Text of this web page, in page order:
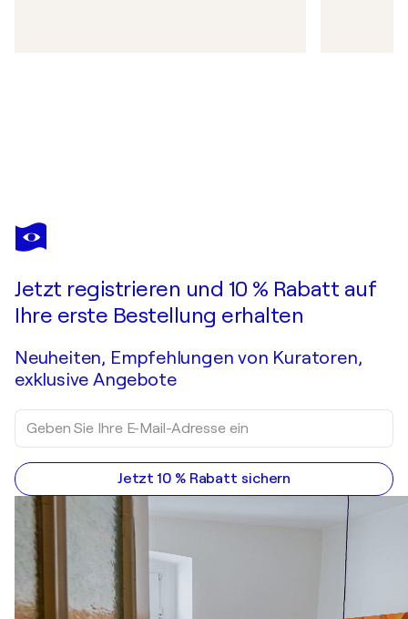
Jetzt registrieren und 10 % Rabatt auf
Ihre erste Bestellung erhalten
Neuheiten, Empfehlungen von Kuratoren,
exklusive Angebote
Jetzt 10 % Rabatt sichern